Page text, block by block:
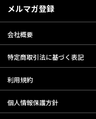
い。
ます。
3．会員は自己のIDまたはパス
し出るものとし、当社の指
パスワードによりなされた
なされたものとみなします。
メルマガ登録
会社概要
特定商取引法に基づく表記
利用規約
個人情報保護方針